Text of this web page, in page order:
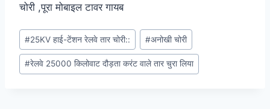
चोरी ,पूरा मोबाइल टावर गायब
Post
Tags:
#25KV हाई-टेंशन रेलवे तार चोरी:: #अनोखी चोरी
#रेलवे 25000 किलोवाट दौड़ता करंट वाले तार चुरा लिया